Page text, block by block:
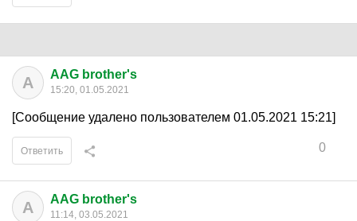
A AAG brother's
15:20, 01.05.2021
[Сообщение удалено пользователем 01.05.2021 15:21]
0
Ответить
A AAG brother's
11:14, 03.05.2021